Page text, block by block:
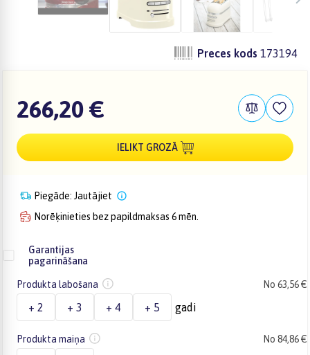
Preces kods 173194
266,20 €
IELIKT GROZĀ
Piegāde: Jautājiet
Norēķinieties bez papildmaksas 6 mēn.
Garantijas
pagarināšana
Produkta labošana No 63,56 €
+ 2 + 3 + 4 + 5 gadi
Produkta maiņa No 84,86 €